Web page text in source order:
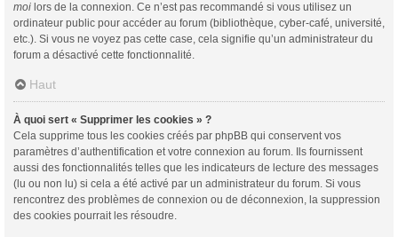
moi lors de la connexion. Ce n’est pas recommandé si vous utilisez un
ordinateur public pour accéder au forum (bibliothèque, cyber-café, université,
etc.). Si vous ne voyez pas cette case, cela signifie qu’un administrateur du
forum a désactivé cette fonctionnalité.
Haut
À quoi sert « Supprimer les cookies » ?
Cela supprime tous les cookies créés par phpBB qui conservent vos
paramètres d’authentification et votre connexion au forum. Ils fournissent
aussi des fonctionnalités telles que les indicateurs de lecture des messages
(lu ou non lu) si cela a été activé par un administrateur du forum. Si vous
rencontrez des problèmes de connexion ou de déconnexion, la suppression
des cookies pourrait les résoudre.